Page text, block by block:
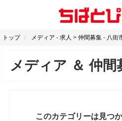
トップ メディア - 求人 > 仲間募集 - 八街
メディア ＆仲間
このカテゴリーは見つ